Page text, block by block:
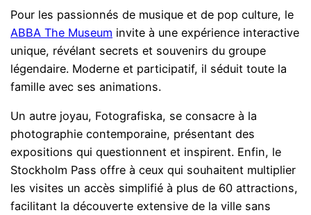
Pour les passionnés de musique et de pop culture, le
ABBA The Museum invite à une expérience interactive
unique, révélant secrets et souvenirs du groupe
légendaire. Moderne et participatif, il séduit toute la
famille avec ses animations.
Un autre joyau, Fotografiska, se consacre à la
photographie contemporaine, présentant des
expositions qui questionnent et inspirent. Enfin, le
Stockholm Pass offre à ceux qui souhaitent multiplier
les visites un accès simplifié à plus de 60 attractions,
facilitant la découverte extensive de la ville sans